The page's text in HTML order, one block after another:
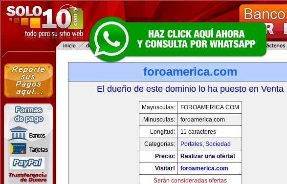
foroamerica.com
El dueño de este dominio lo ha puesto en Venta
Mayusculas:
FOROAMERICA.COM
Minusculas:
foroamerica.com
Longitud:
11 caracteres
Categorias:
Portales, Sociedad
Precio:
Realizar una oferta!
Visitar!
foroamerica.com
Serán consideradas ofertas